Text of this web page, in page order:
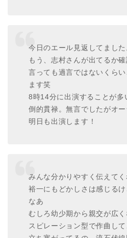
今日のエール見返してました
もう、志村さんが出てるか
言っても過言ではないくら
ます笑
8時14分に出演することが多
倒的貫禄。無言でしたがオー
明日も出演します！
みんな分かりやすく伝えて
裕一にもどかしさは感じる
なあ
むしろ幼少期から親交が広
スピレーション型で作曲し